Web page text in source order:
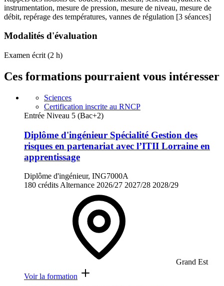
instrumentation, mesure de pression, mesure de niveau, mesure de
débit, repérage des températures, vannes de régulation [3 séances]
Modalités d'évaluation
Examen écrit (2 h)
Ces formations pourraient vous intéresser
Sciences
Certification inscrite au RNCP
Entrée Niveau 5 (Bac+2)
Diplôme d'ingénieur Spécialité Gestion des
risques en partenariat avec l’ITII Lorraine en
apprentissage
Diplôme d'ingénieur, ING7000A
180 crédits Alternance 2026/27 2027/28 2028/29
Grand Est
Voir la formation